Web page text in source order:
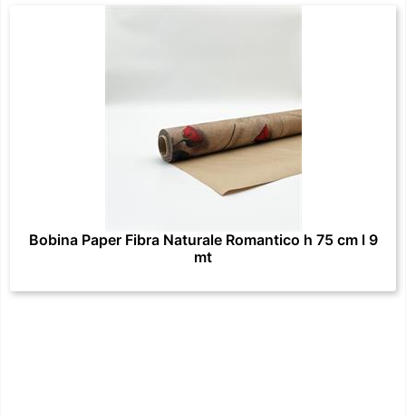
Bobina Paper Fibra Naturale Romantico h 75 cm l 9
mt